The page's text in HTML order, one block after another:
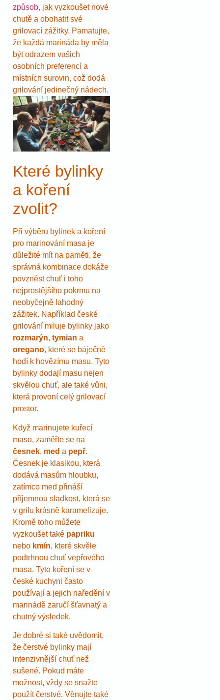
způsob, jak vyzkoušet nové
chutě a obohatit své
grilovací zážitky. Pamatujte,
že každá marináda by měla
být odrazem vašich
osobních preferencí a
místních surovin, což dodá
grilování jedinečný nádech.
Které bylinky
a koření
zvolit?
Při výběru bylinek a koření
pro marinování masa je
důležité mít na paměti, že
správná kombinace dokáže
povznést chuť i toho
nejprostějšího pokrmu na
neobyčejně lahodný
zážitek. Například české
grilování miluje bylinky jako
rozmarýn, tymian a
oregano, které se báječně
hodí k hovězímu masu. Tyto
bylinky dodají masu nejen
skvělou chuť, ale také vůni,
která provoní celý grilovací
prostor.
Když marinujete kuřecí
maso, zaměřte se na
česnek, med a pepř.
Česnek je klasikou, která
dodává masům hloubku,
zatímco med přináší
příjemnou sladkost, která se
v grilu krásně karamelizuje.
Kromě toho můžete
vyzkoušet také papriku
nebo kmín, které skvěle
podtrhnou chuť vepřového
masa. Tyto koření se v
české kuchyni často
používají a jejich naředění v
marinádě zaručí šťavnatý a
chutný výsledek.
Je dobré si také uvědomit,
že čerstvé bylinky mají
intenzivnější chuť než
sušené. Pokud máte
možnost, vždy se snažte
použít čerstvé. Věnujte také